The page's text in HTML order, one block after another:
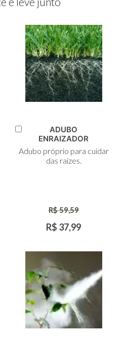
Adicionar
Carrinho
ADUBO
ENRAIZADOR
Adubo próprio para cuidar
das raízes.
R$ 59,59
R$ 37,99